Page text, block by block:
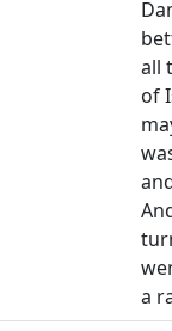
all
of
a